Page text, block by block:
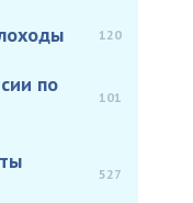
120
по
101
527